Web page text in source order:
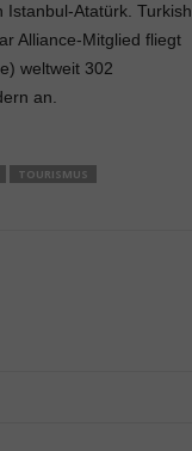
Atatürk. Turkish
Alliance-Mitglied fliegt
weltweit 302
an.
TOURISMUS